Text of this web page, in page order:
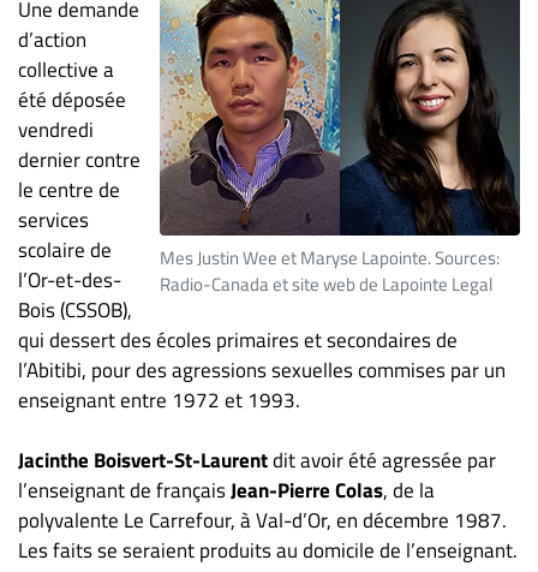
Formation
Continue
Métiers
Scoop?
CABINETS
ET
ENTREPRISES
Espace
entreprises
Page
entreprises
Publier
emploi
Publicité
Solutions de
recrutements
Mes Justin Wee et Maryse Lapointe. Sources:
Radio-Canada et site web de Lapointe Legal
Une demande
d’action
collective a
été déposée
vendredi
dernier contre
le centre de
services
scolaire de
l’Or-et-des-
Bois (CSSOB),
qui dessert des écoles primaires et secondaires de
l’Abitibi, pour des agressions sexuelles commises par un
enseignant entre 1972 et 1993.
Jacinthe Boisvert-St-Laurentdit avoir été agressée par
l’enseignant de françaisJean-Pierre Colas, de la
polyvalente Le Carrefour, à Val-d’Or, en décembre 1987.
Les faits se seraient produits au domicile de l’enseignant.